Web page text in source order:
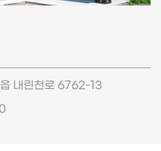
내린천로 6762-13